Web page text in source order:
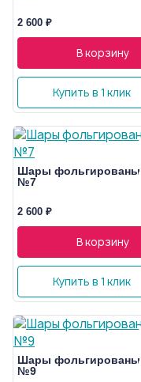
2 600 ₽
В корзину
Купить в 1 клик
Шары фольгированые
№7
2 600 ₽
В корзину
Купить в 1 клик
Шары фольгированые
№9